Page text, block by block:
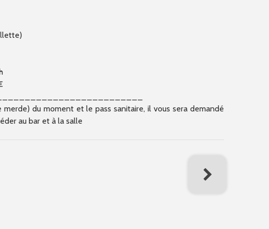
du moment et le pass sanitaire, il vous sera demandé
au bar et à la salle